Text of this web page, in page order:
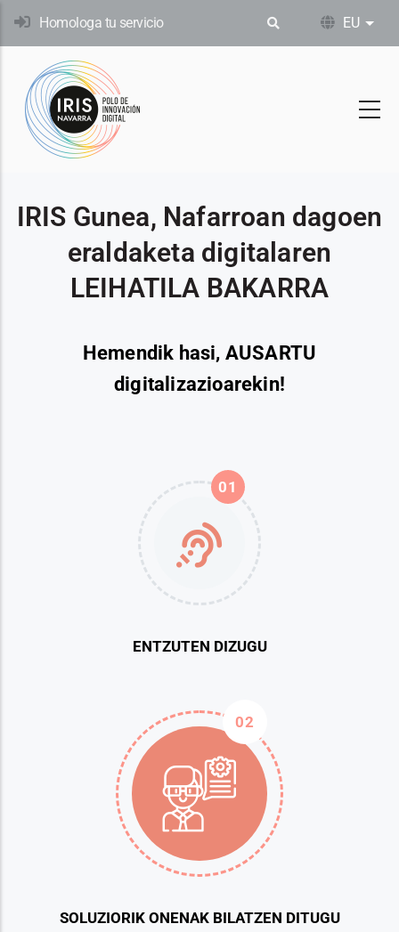
Skip
content
Homologa tu servicio EU
IRIS Gunea, Nafarroan dagoen
eraldaketa digitalaren
LEIHATILA BAKARRA
Hemendik hasi, AUSARTU
digitalizazioarekin!
01
ENTZUTEN DIZUGU
02
SOLUZIORIK ONENAK BILATZEN DITUGU